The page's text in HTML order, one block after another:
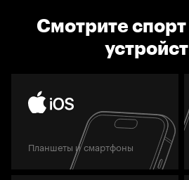
Смотрите
Планшеты и смартфоны